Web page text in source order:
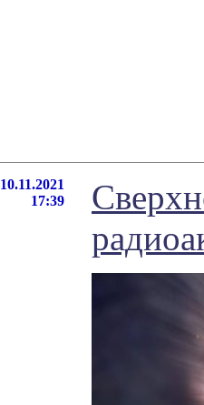
10.11.2021
17:39